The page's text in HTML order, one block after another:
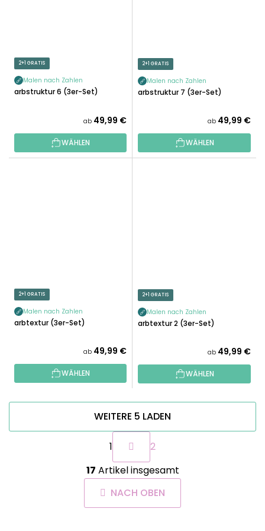
2+1 GRATIS
Malen nach Zahlen
Farbstruktur 6 (3er-Set)
ab 49,99 €
WÄHLEN
2+1 GRATIS
Malen nach Zahlen
Farbstruktur 7 (3er-Set)
ab 49,99 €
WÄHLEN
2+1 GRATIS
Malen nach Zahlen
Farbtextur (3er-Set)
ab 49,99 €
WÄHLEN
2+1 GRATIS
Malen nach Zahlen
Farbtextur 2 (3er-Set)
ab 49,99 €
WÄHLEN
S
t
e
u
e
WEITERE 5 LADEN
P
a
g
i
n
i
e
1
2
17 Artikel insgesamt
NACH OBEN